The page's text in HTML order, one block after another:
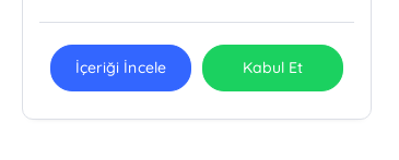
İçeriği İncele Kabul Et